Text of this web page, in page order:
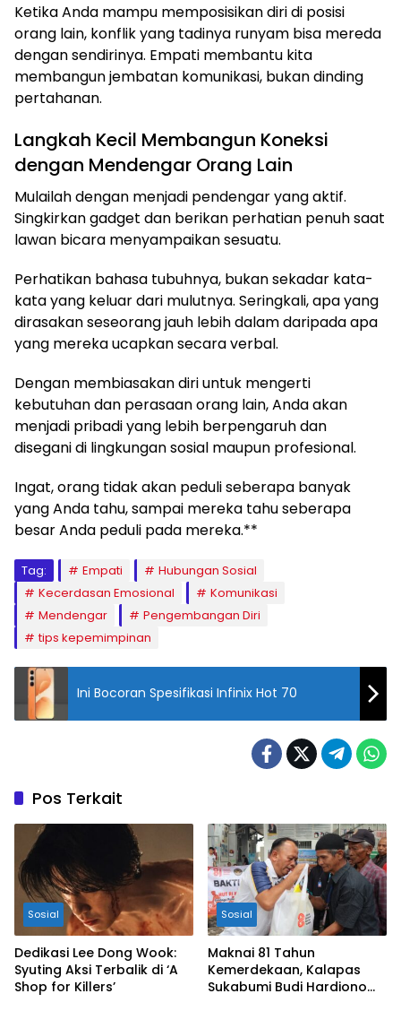
Ketika Anda mampu memposisikan diri di posisi
orang lain, konflik yang tadinya runyam bisa mereda
dengan sendirinya. Empati membantu kita
membangun jembatan komunikasi, bukan dinding
pertahanan.
Langkah Kecil Membangun Koneksi
dengan Mendengar Orang Lain
Mulailah dengan menjadi pendengar yang aktif.
Singkirkan gadget dan berikan perhatian penuh saat
lawan bicara menyampaikan sesuatu.
Perhatikan bahasa tubuhnya, bukan sekadar kata-
kata yang keluar dari mulutnya. Seringkali, apa yang
dirasakan seseorang jauh lebih dalam daripada apa
yang mereka ucapkan secara verbal.
Dengan membiasakan diri untuk mengerti
kebutuhan dan perasaan orang lain, Anda akan
menjadi pribadi yang lebih berpengaruh dan
disegani di lingkungan sosial maupun profesional.
Ingat, orang tidak akan peduli seberapa banyak
yang Anda tahu, sampai mereka tahu seberapa
besar Anda peduli pada mereka.**
Tag: Empati
Hubungan Sosial
Kecerdasan Emosional
Komunikasi
Mendengar
Pengembangan Diri
tips kepemimpinan
Ini Bocoran Spesifikasi Infinix Hot 70
Pos Terkait
Sosial
Dedikasi Lee Dong Wook:
Syuting Aksi Terbalik di ‘A
Shop for Killers’
Sosial
Maknai 81 Tahun
Kemerdekaan, Kalapas
Sukabumi Budi Hardiono